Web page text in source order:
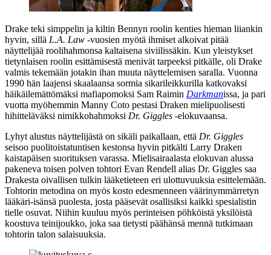
Drake teki simppelin ja kiltin Bennyn roolin kenties hieman liiankin
hyvin, sillä L.A. Law ‑vuosien myötä ihmiset alkoivat pitää
näyttelijää roolihahmonsa kaltaisena siviilissäkin. Kun yleistykset
tietynlaisen roolin esittämisestä menivät tarpeeksi pitkälle, oli Drake
valmis tekemään jotakin ihan muuta näyttelemisen saralla. Vuonna
1990 hän laajensi skaalaansa sormia sikarileikkurilla katkovaksi
häikäilemättömäksi mafiapomoksi Sam Raimin Darkmanissa, ja pari
vuotta myöhemmin Manny Coto pestasi Draken mielipuolisesti
hihitteläväksi nimikkohahmoksi Dr. Giggles ‑elokuvaansa.
Lyhyt alustus näyttelijästä on sikäli paikallaan, että Dr. Giggles
seisoo puolitoistatuntisen kestonsa hyvin pitkälti Larry Draken
kaistapäisen suorituksen varassa. Mielisairaalasta elokuvan alussa
pakeneva toisen polven tohtori Evan Rendell alias Dr. Giggles saa
Drakesta oivallisen tulkin lääketieteen eri ulottuvuuksia esittelemään.
Tohtorin metodina on myös kosto edesmenneen väärinymmärretyn
lääkäri-isänsä puolesta, josta pääsevät osallisiksi kaikki spesialistin
tielle osuvat. Niihin kuuluu myös perinteisen pöhköistä yksilöistä
koostuva teinijoukko, joka saa tietysti päähänsä mennä tutkimaan
tohtorin talon salaisuuksia.